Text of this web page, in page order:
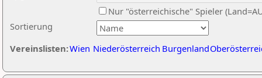
Sortierung
Nur "österreichische" Spieler
Vereinslisten:Wien Niederösterreich Burgenland